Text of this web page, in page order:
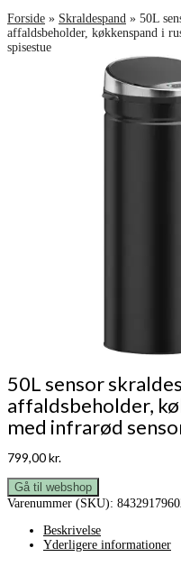
Forside » Skraldespand » 50L
affaldsbeholder, køkkenspand i
spisestue
50L sensor
affaldsbeholder,
med infrarød
799,00kr.
Gå til webshop
Varenummer (SKU):
Beskrivelse
Yderligere informationer